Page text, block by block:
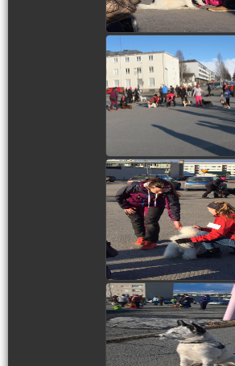
view picture
view picture
view picture